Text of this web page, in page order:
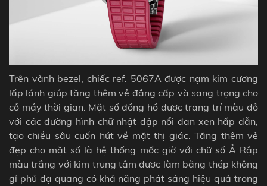
Trên vành bezel, chiếc ref. 5067A được nạm kim cương
lấp lánh giúp tăng thêm vẻ đẳng cấp và sang trọng cho
cỗ máy thời gian. Mặt số đồng hồ được trang trí màu đỏ
với các đường hình chữ nhật dập nổi đan xen hấp dẫn,
tạo chiều sâu cuốn hút về mặt thị giác. Tăng thêm vẻ
đẹp cho mặt số là hệ thống mốc giờ với chữ số Ả Rập
màu trắng với kim trung tâm được làm bằng thép không
gỉ phủ dạ quang có khả năng phát sáng hiệu quả trong